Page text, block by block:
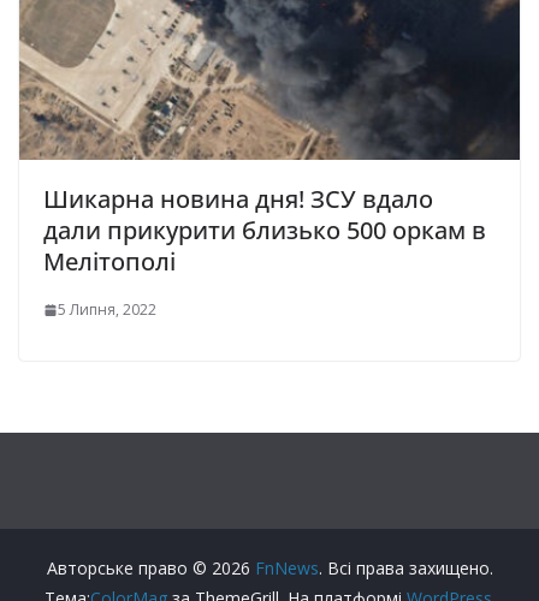
Шикарна новина дня! ЗСУ вдало
дали прикурити близько 500 оркам в
Мелітополі
5 Липня, 2022
Авторське право © 2026 FnNews. Всі права захищено.